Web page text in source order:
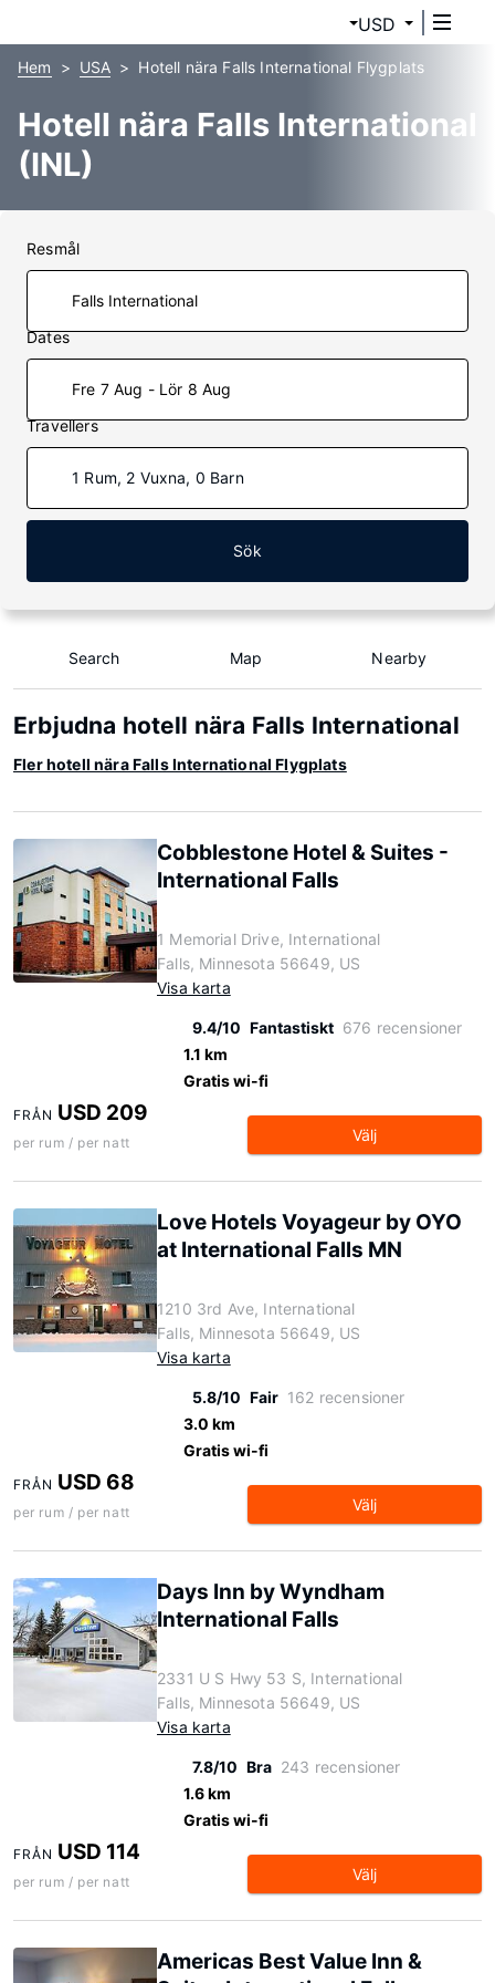
USD
Hem USA Hotell nära Falls International Flygplats
Hotell nära Falls International
(INL)
Resmål
Dates
Fre 7 Aug - Lör 8 Aug
Travellers
1 Rum, 2 Vuxna, 0 Barn
Sök
Search Map Nearby
Erbjudna hotell nära Falls International
Fler hotell nära Falls International Flygplats
Cobblestone Hotel & Suites -
International Falls
1 Memorial Drive, International
Falls, Minnesota 56649, US
Visa karta
9.4/10 Fantastiskt 676 recensioner
1.1 km
Gratis wi-fi
FRÅN USD 209
per rum / per natt Välj
Love Hotels Voyageur by OYO
at International Falls MN
1210 3rd Ave, International
Falls, Minnesota 56649, US
Visa karta
5.8/10 Fair 162 recensioner
3.0 km
Gratis wi-fi
FRÅN USD 68
per rum / per natt Välj
Days Inn by Wyndham
International Falls
2331 U S Hwy 53 S, International
Falls, Minnesota 56649, US
Visa karta
7.8/10 Bra 243 recensioner
1.6 km
Gratis wi-fi
FRÅN USD 114
per rum / per natt Välj
Americas Best Value Inn &